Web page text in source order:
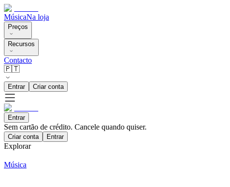
MúsicaNa loja
Preços
Recursos
Contacto
🇵🇹
Entrar Criar conta
Entrar
Sem cartão de crédito. Cancele quando quiser.
Criar conta Entrar
Explorar
Música